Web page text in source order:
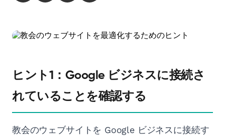
ヒント1：Google ビジネスに接続さ
れていることを確認する
教会のウェブサイトを Google ビジネスに接続す